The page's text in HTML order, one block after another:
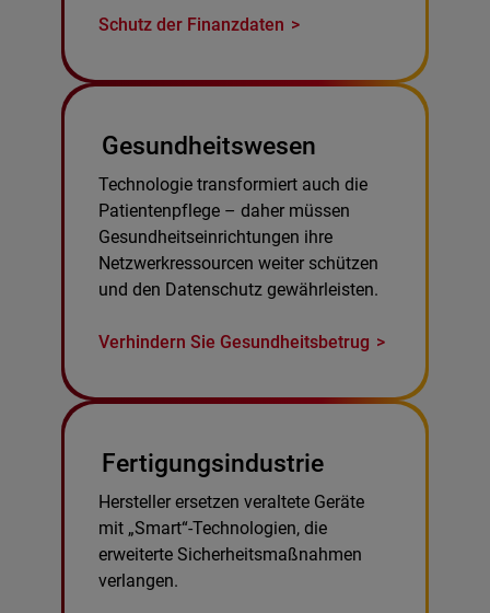
Schutz der Finanzdaten
Gesundheitswesen
Technologie transformiert auch die
Patientenpflege – daher müssen
Gesundheitseinrichtungen ihre
Netzwerkressourcen weiter schützen
und den Datenschutz gewährleisten.
Verhindern Sie Gesundheitsbetrug
Fertigungsindustrie
Hersteller ersetzen veraltete Geräte
mit „Smart“-Technologien, die
erweiterte Sicherheitsmaßnahmen
verlangen.